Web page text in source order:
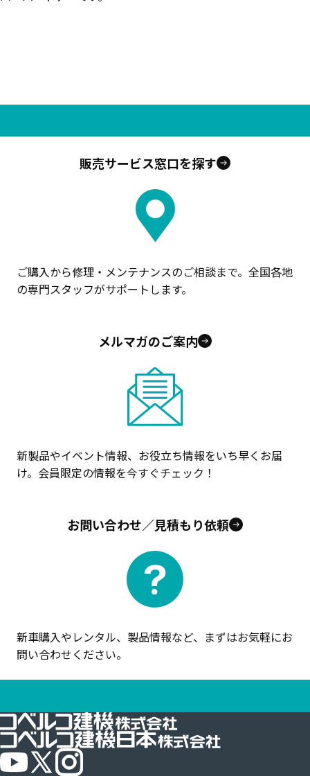
販売サービス窓口を探す
ご購入から修理・メンテナンスのご相談まで。全国各地
の専門スタッフがサポートします。
メルマガのご案内
新製品やイベント情報、お役立ち情報をいち早くお届
け。会員限定の情報を今すぐチェック！
お問い合わせ／見積もり依頼
新車購入やレンタル、製品情報など、まずはお気軽にお
問い合わせください。